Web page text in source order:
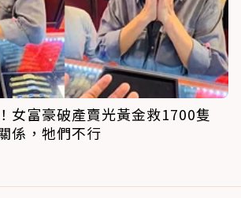
女富豪破產賣光黃金救1700隻
係，牠們不行